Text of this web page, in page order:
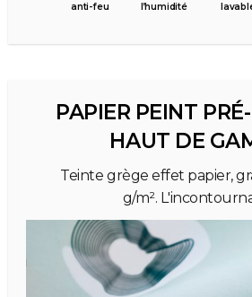
anti-feu
l’humidité
PAPIER PEINT
HAUT DE
Teinte grège effet papier,
g/m².